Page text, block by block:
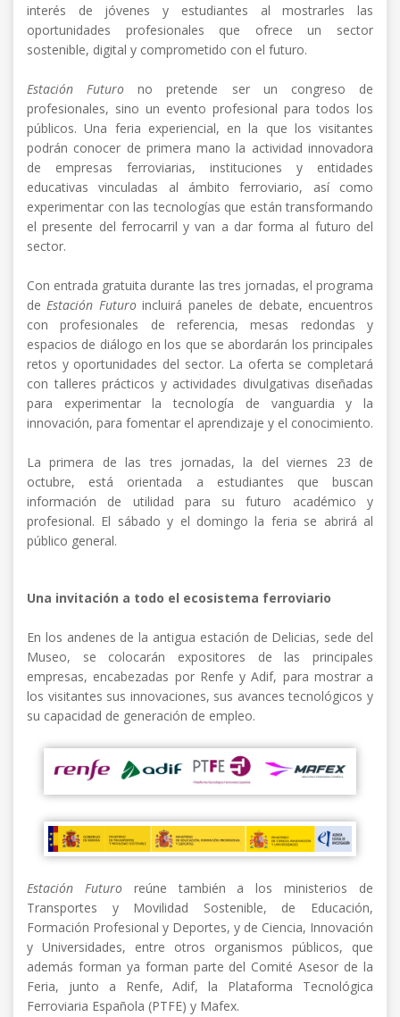
interés de jóvenes y estudiantes al mostrarles las
oportunidades profesionales que ofrece un sector
sostenible, digital y comprometido con el futuro.
Estación Futuro no pretende ser un congreso de
profesionales, sino un evento profesional para todos los
públicos. Una feria experiencial, en la que los visitantes
podrán conocer de primera mano la actividad innovadora
de empresas ferroviarias, instituciones y entidades
educativas vinculadas al ámbito ferroviario, así como
experimentar con las tecnologías que están transformando
el presente del ferrocarril y van a dar forma al futuro del
sector.
Con entrada gratuita durante las tres jornadas, el programa
de Estación Futuroincluirá paneles de debate, encuentros
con profesionales de referencia, mesas redondas y
espacios de diálogo en los que se abordarán los principales
retos y oportunidades del sector. La oferta se completará
con talleres prácticos y actividades divulgativas diseñadas
para experimentar la tecnología de vanguardia y la
innovación, para fomentar el aprendizaje y el conocimiento.
La primera de las tres jornadas, la del viernes 23 de
octubre, está orientada a estudiantes que buscan
información de utilidad para su futuro académico y
profesional. El sábado y el domingo la feria se abrirá al
público general.
Una invitación a todo el ecosistema ferroviario
En los andenes de la antigua estación de Delicias, sede del
Museo, se colocarán expositores de las principales
empresas, encabezadas por Renfe y Adif, para mostrar a
los visitantes sus innovaciones, sus avances tecnológicos y
su capacidad de generación de empleo.
Estación Futuroreúne también a los ministerios de
Transportes y Movilidad Sostenible, de Educación,
Formación Profesional y Deportes, y de Ciencia, Innovación
y Universidades, entre otros organismos públicos, que
además forman ya forman parte del Comité Asesor de la
Feria, junto a Renfe, Adif, la Plataforma Tecnológica
Ferroviaria Española (PTFE) y Mafex.